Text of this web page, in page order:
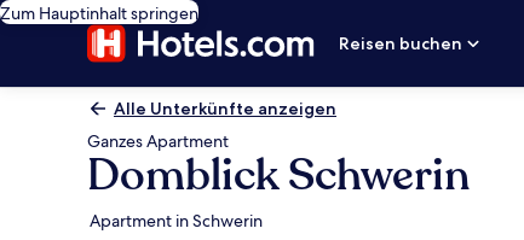
Zum Hauptinhalt springen
Reisen buchen
Alle Unterkünfte anzeigen
Ganzes Apartment
Domblick Schwerin
Apartment in Schwerin